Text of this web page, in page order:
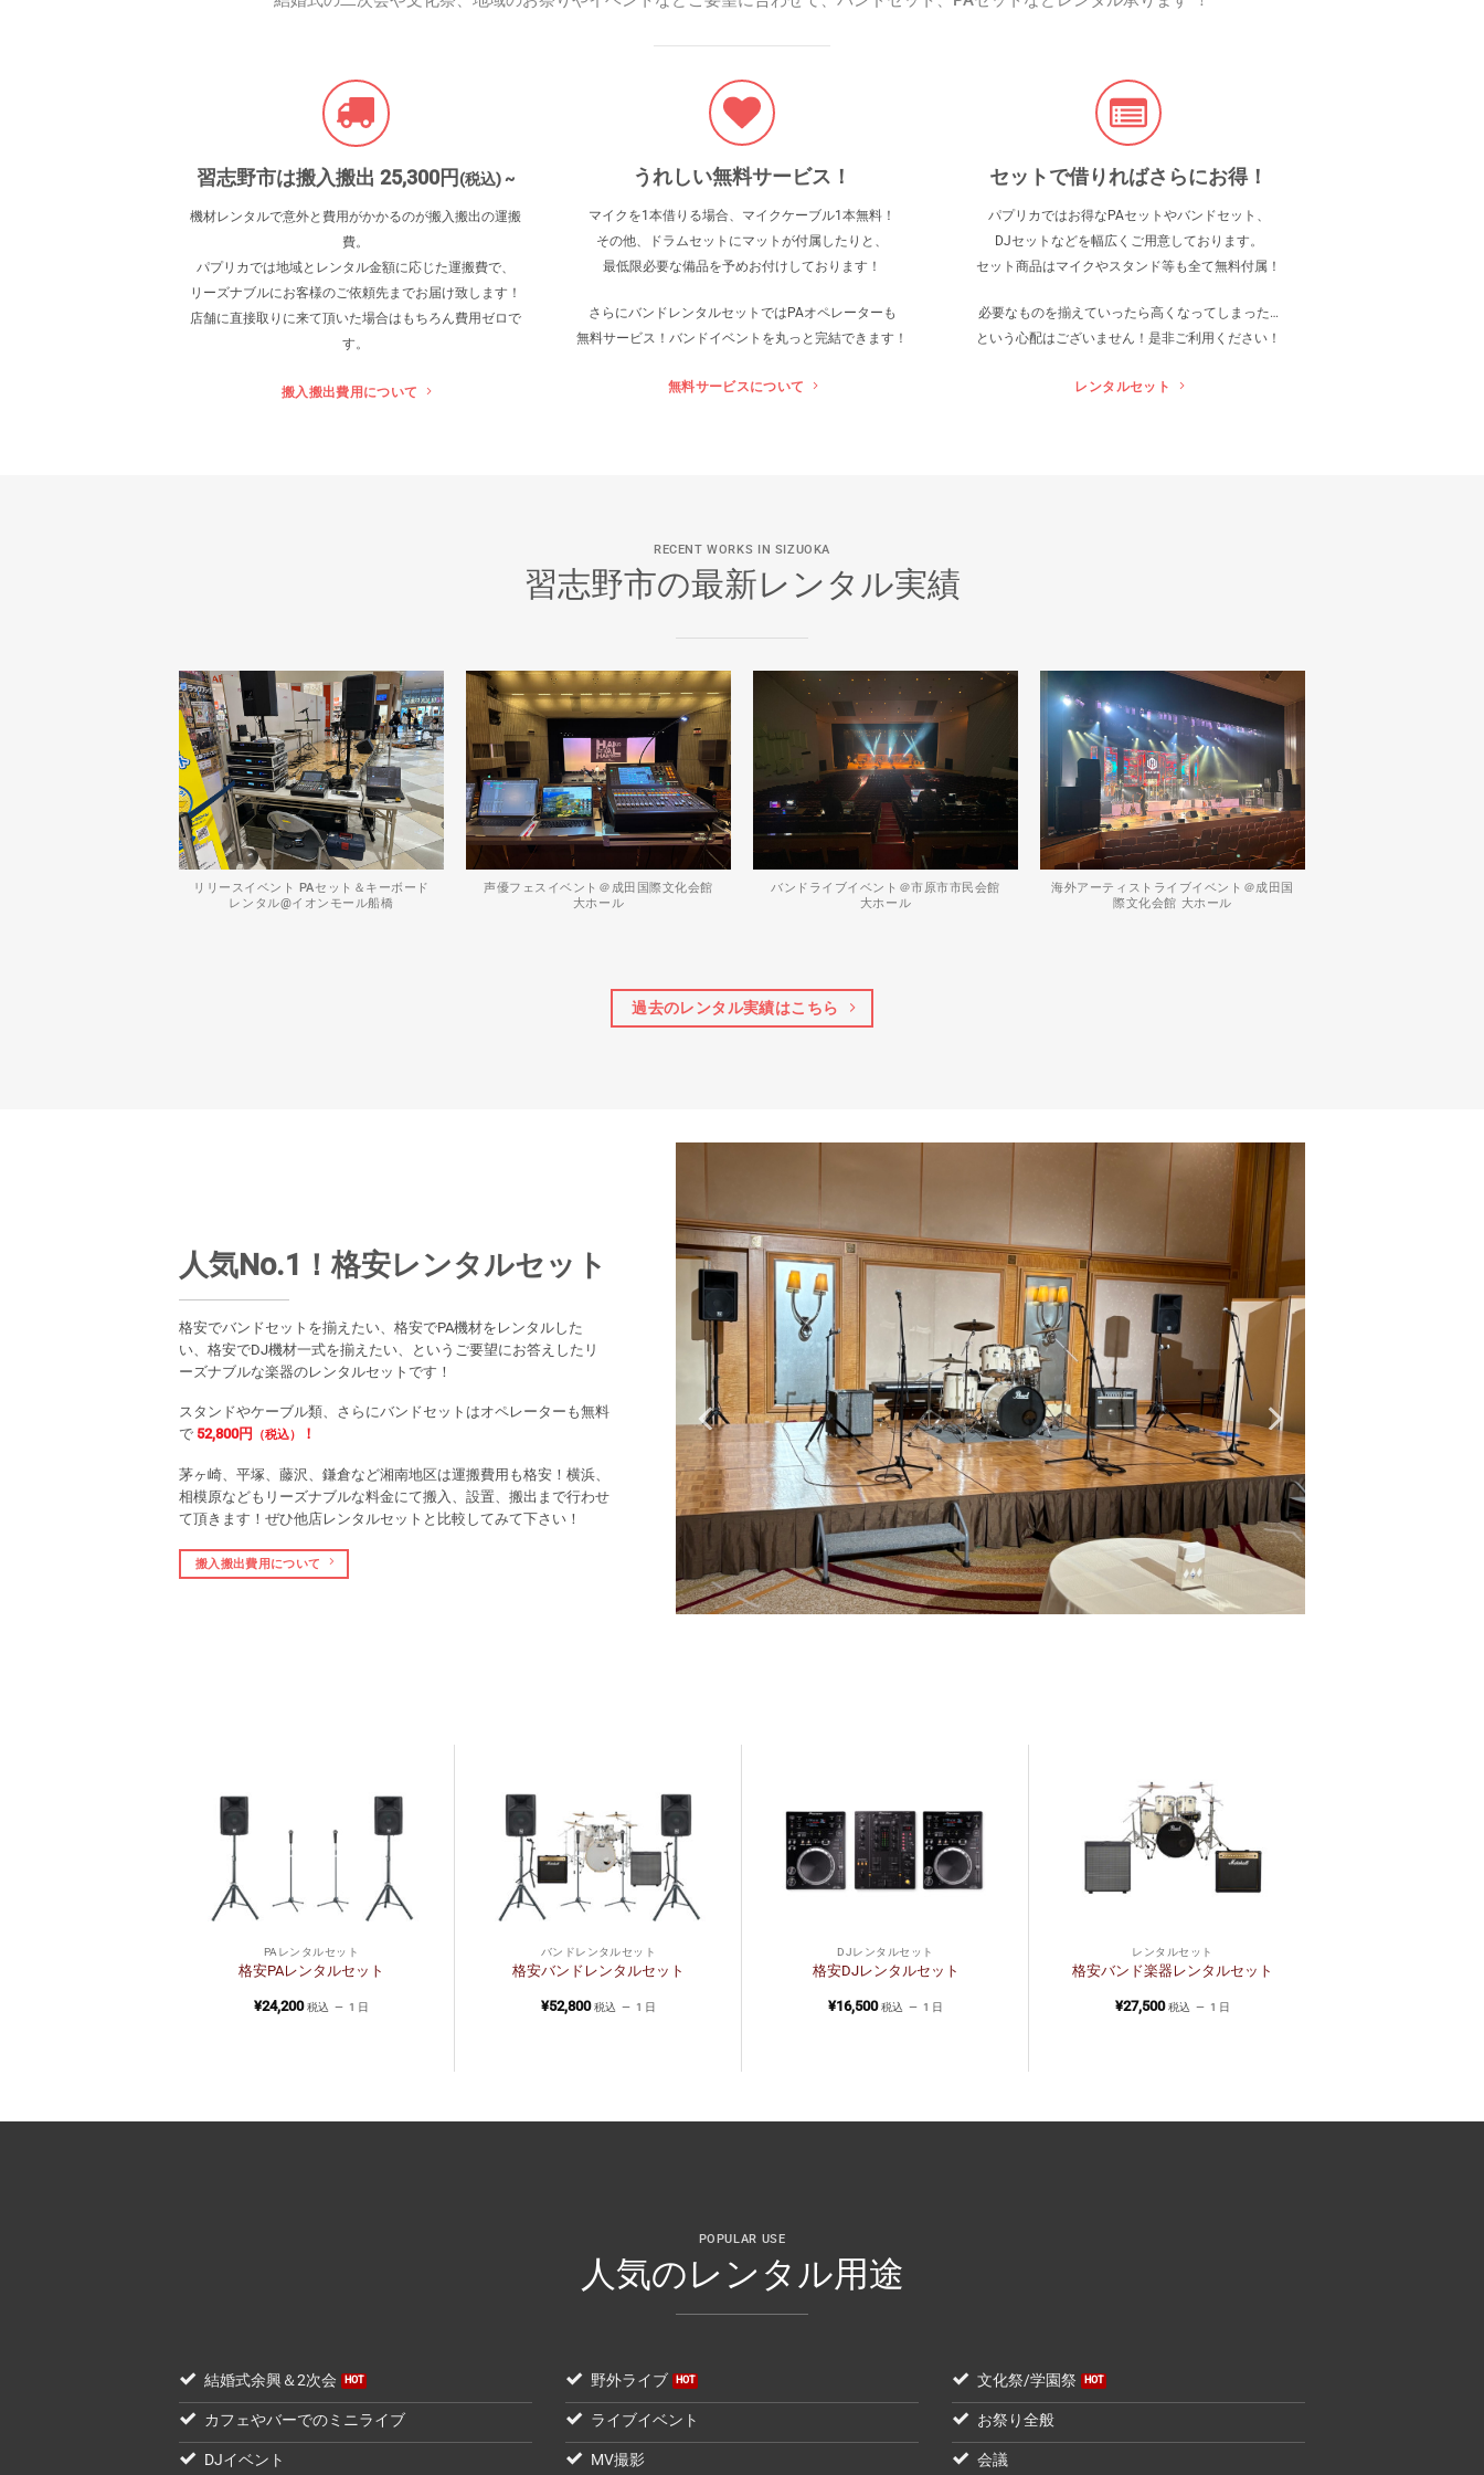
習志野市は搬入搬出 25,300円 (税込) ~
機材レンタルで意外と費用がかかるのが搬入搬出の運搬
費。
パプリカでは地域とレンタル金額に応じた運搬費で、
リーズナブルにお客様のご依頼先までお届け致します！
店舗に直接取りに来て頂いた場合はもちろん費用ゼロで
す。
搬入搬出費用について
うれしい無料サービス！
マイクを1本借りる場合、マイクケーブル1本無料！
その他、ドラムセットにマットが付属したりと、
最低限必要な備品を予めお付けしております！
さらにバンドレンタルセットではPAオペレーターも
無料サービス！バンドイベントを丸っと完結できます！
無料サービスについて
セットで借りればさらにお得！
パプリカではお得なPAセットやバンドセット、
DJセットなどを幅広くご用意しております。
セット商品はマイクやスタンド等も全て無料付属！
必要なものを揃えていったら高くなってしまった…
という心配はございません！是非ご利用ください！
レンタルセット
RECENT WORKS IN SIZUOKA
習志野市の最新レンタル実績
リリースイベント PAセット＆キーボード
レンタル@イオンモール船橋
声優フェスイベント＠成田国際文化会館
大ホール
バンドライブイベント＠市原市市民会館
大ホール
海外アーティストライブイベント＠成田国
際文化会館 大ホール
過去のレンタル実績はこちら
人気No.1！格安レンタルセット
格安でバンドセットを揃えたい、格安でPA機材をレンタルした
い、格安でDJ機材一式を揃えたい、というご要望にお答えしたリ
ーズナブルな楽器のレンタルセットです！
スタンドやケーブル類、さらにバンドセットはオペレーターも無料
で 52,800円 （税込） ！
茅ヶ崎、平塚、藤沢、鎌倉など湘南地区は運搬費用も格安！横浜、
相模原などもリーズナブルな料金にて搬入、設置、搬出まで行わせ
て頂きます！ぜひ他店レンタルセットと比較してみて下さい！
搬入搬出費用について
PAレンタルセット
格安PAレンタルセット
¥24,200 税込 1 日
バンドレンタルセット
格安バンドレンタルセット
¥52,800 税込 1 日
DJレンタルセット
格安DJレンタルセット
¥16,500 税込 1 日
レンタルセット
格安バンド楽器レンタルセット
¥27,500 税込 1 日
POPULAR USE
人気のレンタル用途
結婚式余興＆2次会
カフェやバーでのミニライブ
DJイベント
野外ライブ
ライブイベント
MV撮影
文化祭/学園祭
お祭り全般
会議